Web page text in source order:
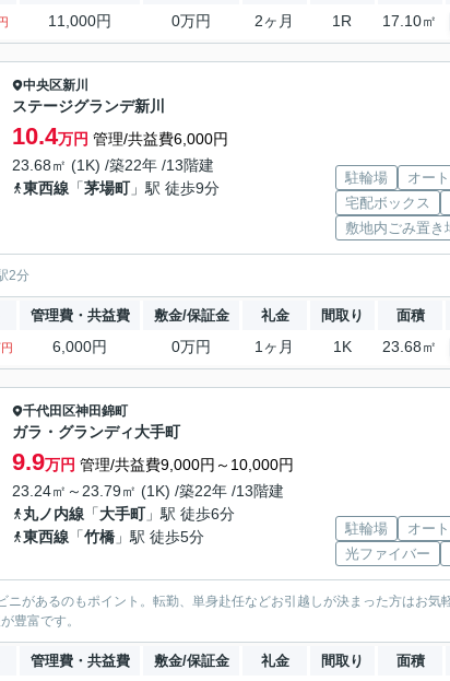
11,000円 0万円 2ヶ月 1R 17.10㎡
中央区新川
ステージグランデ新川
10.4万円 管理/共益費6,000円
23.68㎡ (1K) /築22年 /13階建
東西線 「茅場町」駅 徒歩9分
駐輪場 オー
宅配ボックス
敷地内ごみ置き
2分
管理費・共益費 敷金/保証金 礼金 間取り 面積
6,000円 0万円 1ヶ月 1K 23.68㎡
千代田区神田錦町
ガラ・グランディ大手町
9.9万円 管理/共益費9,000円～10,000円
23.24㎡～23.79㎡ (1K) /築22年 /13階建
丸ノ内線 「大手町」駅 徒歩6分
東西線 「竹橋 」駅 徒歩5分 駐輪場 オー
光ファイバー
ニがあるのもポイント。転勤、単身赴任などお引越しが決まった方はお気
豊富です。
管理費・共益費 敷金/保証金 礼金 間取り 面積